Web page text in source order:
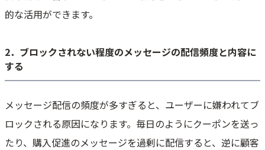
的な活用ができます。
2．ブロックされない程度のメッセージの配信頻度と内容に
する
メッセージ配信の頻度が多すぎると、ユーザーに嫌われてブ
ロックされる原因になります。毎日のようにクーポンを送っ
たり、購入促進のメッセージを過剰に配信すると、逆に顧客